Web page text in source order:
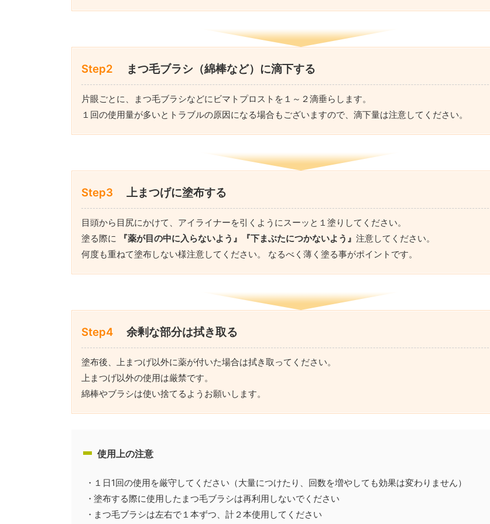
Step2 まつ毛ブラシ（綿棒など）に滴下する
片眼ごとに、まつ毛ブラシなどにビマトプロストを１～２滴垂らします。
１回の使用量が多いとトラブルの原因になる場合もございますので、滴下量は注意してください。
Step3 上まつげに塗布する
目頭から目尻にかけて、アイライナーを引くようにスーッと１塗りしてください。
塗る際に
『薬が目の中に入らないよう』『下まぶたにつかないよう』 注意してください。
何度も重ねて塗布しない様注意してください。 なるべく薄く塗る事がポイントです。
Step4 余剰な部分は拭き取る
塗布後、上まつげ以外に薬が付いた場合は拭き取ってください。
上まつげ以外の使用は厳禁です。
綿棒やブラシは使い捨てるようお願いします。
使用上の注意
１日1回の使用を厳守してください（大量につけたり、回数を増やしても効果は変わりません）
塗布する際に使用したまつ毛ブラシは再利用しないでください
まつ毛ブラシは左右で１本ずつ、計２本使用してください